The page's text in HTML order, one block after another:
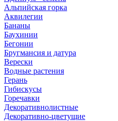
Альпийская горка
Аквилегии
Бананы
Баухинии
Бегонии
Бругмансия и датура
Верески
Водные растения
Герань
Гибискусы
Горечавки
Декоративнолистные
Декоративно-цветущие